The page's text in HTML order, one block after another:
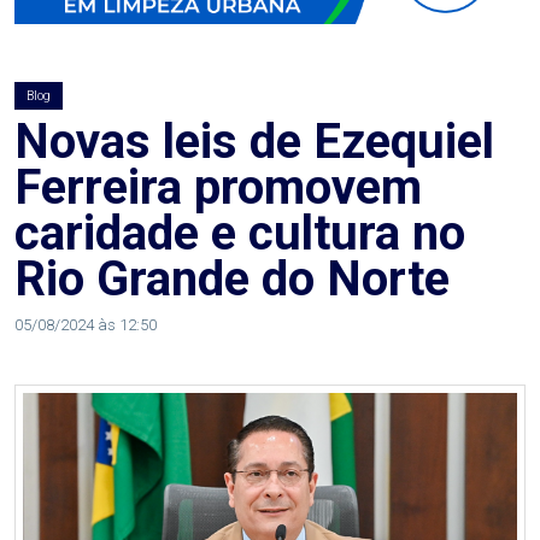
AGOSTO
ALEGRIA
ALRN
ANIVERSARIANTE
ARTICULAÇÃO
ARTIGO
ASSEMBLEIA
Blog
Novas leis de Ezequiel
Ferreira promovem
caridade e cultura no
Rio Grande do Norte
05/08/2024 às 12:50